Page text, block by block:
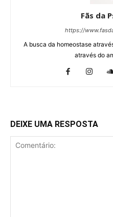
Fãs da
https://
A busca da homeostase
através do
DEIXE UMA RESPOSTA